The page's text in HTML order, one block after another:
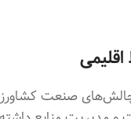
چالش‌های صنعت